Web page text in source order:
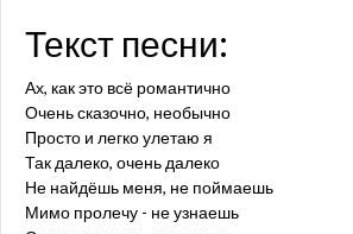
Текст песни:
Ах, как это всё романтично
Очень сказочно, необычно
Просто и легко улетаю я
Так далеко, очень далеко
Не найдёшь меня, не поймаешь
Мимо пролечу - не узнаешь